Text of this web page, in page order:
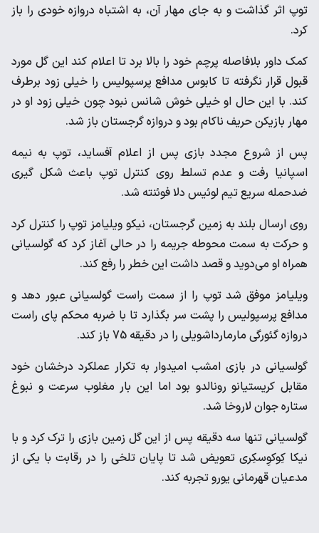
توپ اثر گذاشت و به جای مهار آن، به اشتباه دروازه خودی را باز
کرد.
کمک داور بلافاصله پرچم خود را بالا برد تا اعلام کند این گل مورد
قبول قرار نگرفته تا کابوس مدافع پرسپولیس را خیلی زود برطرف
کند. با این حال او خیلی خوش شانس نبود چون خیلی زود او در
مهار بازیکن حریف ناکام بود و دروازه گرجستان باز شد.
پس از شروع مجدد بازی پس از اعلام آفساید، توپ به نیمه
اسپانیا رفت و عدم تسلط روی کنترل توپ باعث شکل گیری
ضدحمله سریع تیم لوئیس دلا فوئنته شد.
روی ارسال بلند به زمین گرجستان، نیکو ویلیامز توپ را کنترل کرد
و حرکت به سمت محوطه جریمه را در حالی آغاز کرد که گولسیانی
همراه او می‌دوید و قصد داشت این خطر را رفع کند.
ویلیامز موفق شد توپ را از سمت راست گولسیانی عبور دهد و
مدافع پرسپولیس را پشت سر بگذارد تا با ضربه محکم پای راست
دروازه گئورگی مارمارداشویلی را در دقیقه 75 باز کند.
گولسیانی در بازی امشب امیدوار به تکرار عملکرد درخشان خود
مقابل کریستیانو رونالدو بود اما این بار مغلوب سرعت و نبوغ
ستاره جوان لاروخا شد.
گولسیانی تنها سه دقیقه پس از این گل زمین بازی را ترک کرد و با
نیکا کِوکوِسکِری تعویض شد تا پایان تلخی را در رقابت با یکی از
مدعیان قهرمانی یورو تجربه کند.